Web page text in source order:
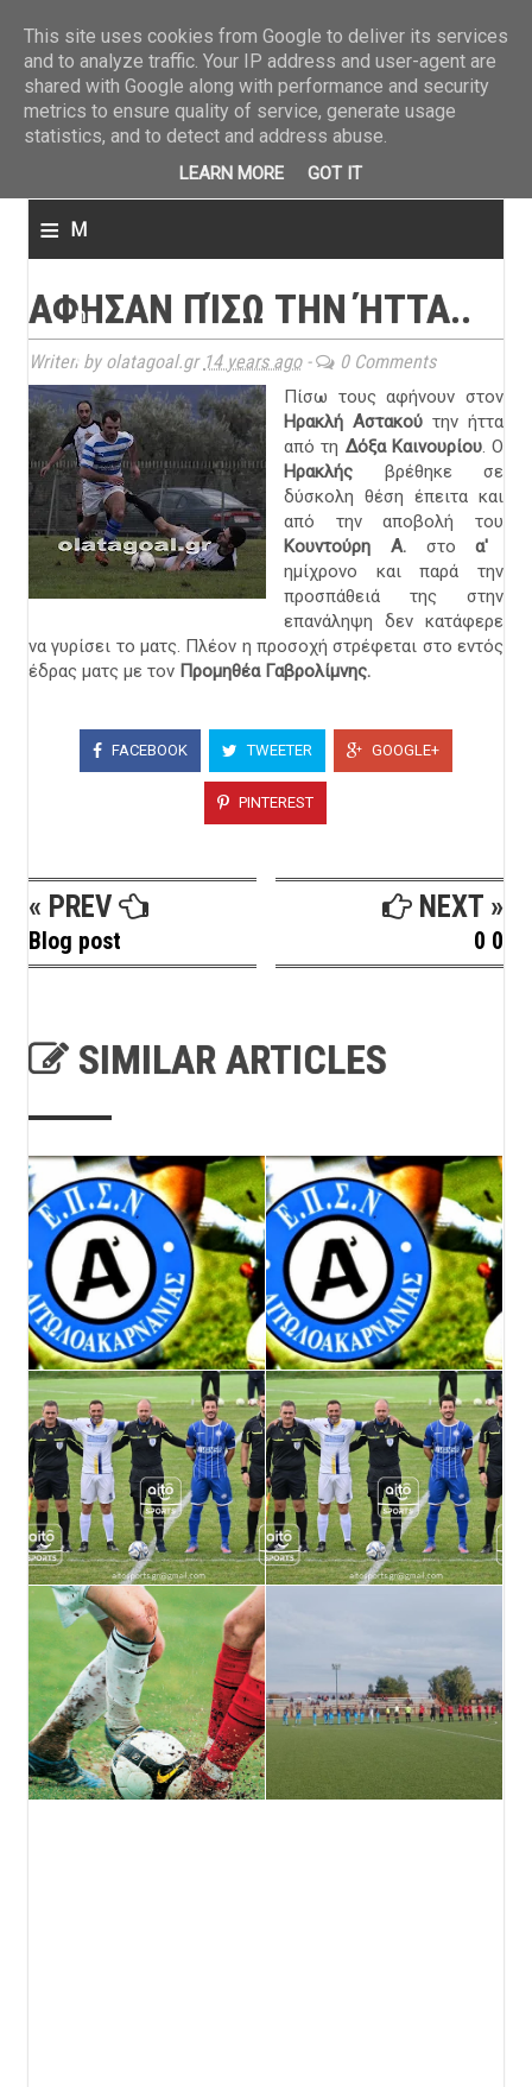
≡ M
n
u
ΑΦΗΣΑΝ ΠΊΣΩ ΤΗΝ ΉΤΤΑ..
Writen by olatagoal.gr 14 years ago- 0 Comments
Πίσω τους αφήνουν στον
Ηρακλή Αστακού την ήττα
από τη Δόξα Καινουρίου. Ο
Ηρακλής βρέθηκε σε
δύσκολη θέση έπειτα και
από την αποβολή του
Κουντούρη Α.στο α'
ημίχρονο και παρά την
προσπάθειά της στην
επανάληψη δεν κατάφερε
να γυρίσει το ματς. Πλέον η προσοχή στρέφεται στο εντός
έδρας ματς με τον Προμηθέα Γαβρολίμνης.
FACEBOOK TWEETER GOOGLE+
PINTEREST
« PREV
Blog post
NEXT »
0 0
SIMILAR ARTICLES
This site uses cookies from Google to deliver its services
and to analyze traffic. Your IP address and user-agent are
shared with Google along with performance and security
metrics to ensure quality of service, generate usage
statistics, and to detect and address abuse.
LEARN MORE GOT IT